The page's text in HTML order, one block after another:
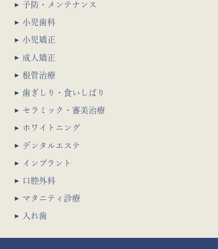
セラミック・審美治療
ホワイトニング
予防・メンテナンス
デンタルエステ
小児歯科
インプラント
小児矯正
口腔外科
成人矯正
マタニティ診療
根管治療
入れ歯
歯ぎしり・食いしばり